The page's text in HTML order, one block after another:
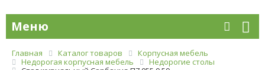
Меню
Главная Каталог товаров
Корпусная мебель
Недорогая корпусная мебель
Недорогие столы